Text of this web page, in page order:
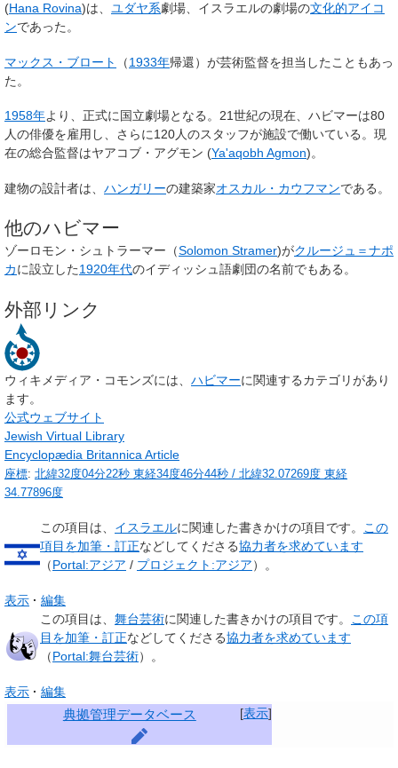
(Hana Rovina)は、 ユダヤ系劇場、イスラエルの劇場の文化的アイコ
ンであった。
マックス・ブロート （1933年帰還）が芸術監督を担当したこともあっ
た。
1958年より、正式に国立劇場となる。21世紀の現在、ハビマーは80
人の俳優を雇用し、さらに120人のスタッフが施設で働いている。現
在の総合監督はヤアコブ・アグモン (Ya'aqobh Agmon)。
建物の設計者は、 ハンガリーの建築家オスカル・カウフマンである。
他のハビマー
ゾーロモン・シュトラーマー（Solomon Stramer)がクルージュ＝ナポ
カに設立した1920年代のイディッシュ語劇団の名前でもある。
外部リンク
ウィキメディア・コモンズには、 ハビマーに関連するカテゴリがあり
ます。
公式ウェブサイト
Jewish Virtual Library
Encyclopædia Britannica Article
座標: 北緯32度04分22秒 東経34度46分44秒 / 北緯32.07269度 東経
34.77896度
この項目は、 イスラエルに関連した書きかけの項目 です。
この
項目を加筆・訂正などしてくださる協力者を求めています
（Portal:アジア / プロジェクト:アジア）。
表示
編集
この項目は、 舞台芸術に関連した書きかけの項目 です。
この項
目を加筆・訂正などしてくださる協力者を求めています
（Portal:舞台芸術）。
表示
編集
[表示]
典拠管理データベース